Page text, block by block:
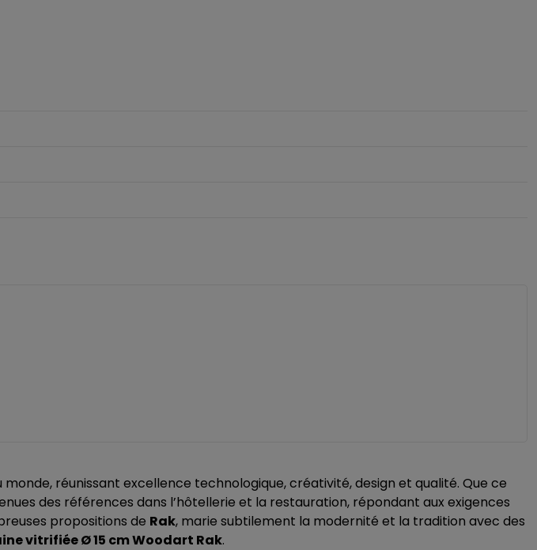
réunissant excellence technologique, créativité, design et qualité. Que ce
des références dans l’hôtellerie et la restauration, répondant aux exigences
propositions de Rak, marie subtilement la modernité et la tradition avec des
vitrifiée Ø 15 cm Woodart Rak.